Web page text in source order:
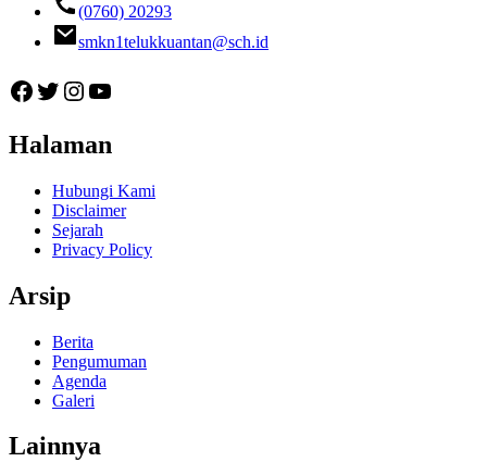
(0760) 20293
smkn1telukkuantan@sch.id
Facebook
Twitter
Instagram
YouTube
Halaman
Hubungi Kami
Disclaimer
Sejarah
Privacy Policy
Arsip
Berita
Pengumuman
Agenda
Galeri
Lainnya